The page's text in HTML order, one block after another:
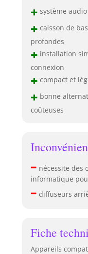
+ système
+ caisson de
profondes
+ installation
connexion
+ compact et
+ bonne
coûteuses
– nécessite des
informatique
– diffuseurs
Fiche
Appareils